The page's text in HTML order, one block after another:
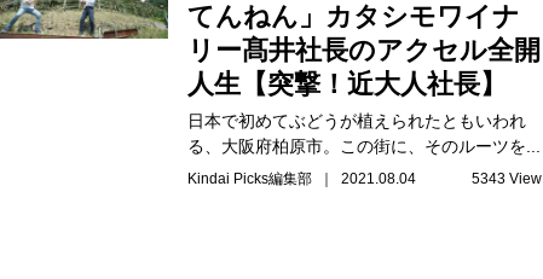
てんねん」カタシモワイナ
リー髙井社長のアクセル全開
人生【突撃！近大人社長】
日本で初めてぶどうが植えられたともいわれ
る、大阪府柏原市。この街に、そのルーツを...
Kindai Picks編集部 ｜ 2021.08.04 5343 View